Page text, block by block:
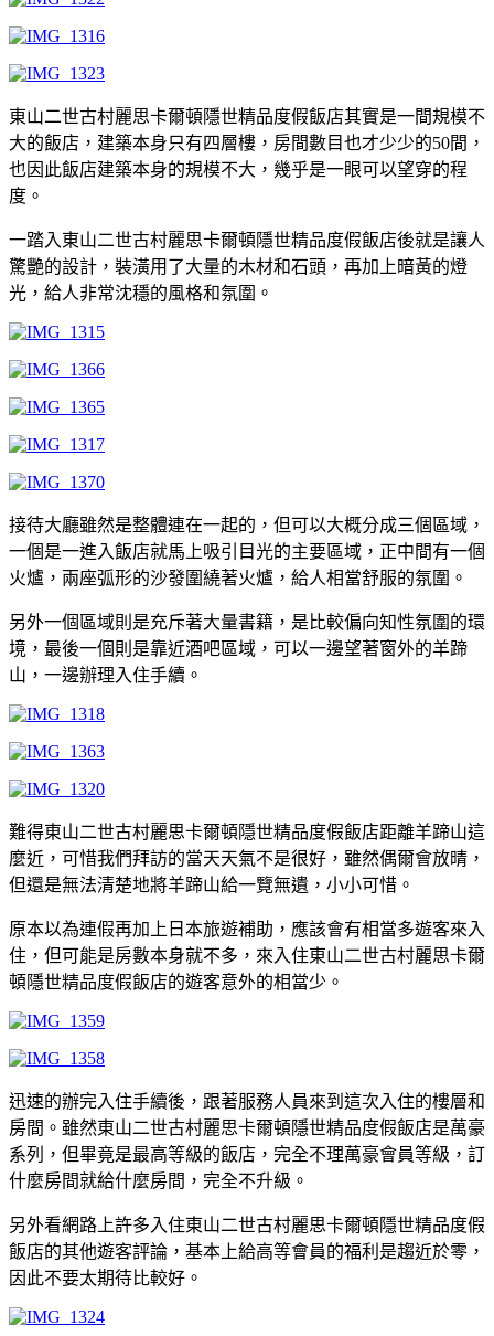
東山二世古村麗思卡爾頓隱世精品度假飯店其實是一間規模不
大的飯店，建築本身只有四層樓，房間數目也才少少的50間，
也因此飯店建築本身的規模不大，幾乎是一眼可以望穿的程
度。
一踏入東山二世古村麗思卡爾頓隱世精品度假飯店後就是讓人
驚艷的設計，裝潢用了大量的木材和石頭，再加上暗黃的燈
光，給人非常沈穩的風格和氛圍。
接待大廳雖然是整體連在一起的，但可以大概分成三個區域，
一個是一進入飯店就馬上吸引目光的主要區域，正中間有一個
火爐，兩座弧形的沙發圍繞著火爐，給人相當舒服的氛圍。
另外一個區域則是充斥著大量書籍，是比較偏向知性氛圍的環
境，最後一個則是靠近酒吧區域，可以一邊望著窗外的羊蹄
山，一邊辦理入住手續。
難得東山二世古村麗思卡爾頓隱世精品度假飯店距離羊蹄山這
麼近，可惜我們拜訪的當天天氣不是很好，雖然偶爾會放晴，
但還是無法清楚地將羊蹄山給一覽無遺，小小可惜。
原本以為連假再加上日本旅遊補助，應該會有相當多遊客來入
住，但可能是房數本身就不多，來入住東山二世古村麗思卡爾
頓隱世精品度假飯店的遊客意外的相當少。
迅速的辦完入住手續後，跟著服務人員來到這次入住的樓層和
房間。雖然東山二世古村麗思卡爾頓隱世精品度假飯店是萬豪
系列，但畢竟是最高等級的飯店，完全不理萬豪會員等級，訂
什麼房間就給什麼房間，完全不升級。
另外看網路上許多入住東山二世古村麗思卡爾頓隱世精品度假
飯店的其他遊客評論，基本上給高等會員的福利是趨近於零，
因此不要太期待比較好。